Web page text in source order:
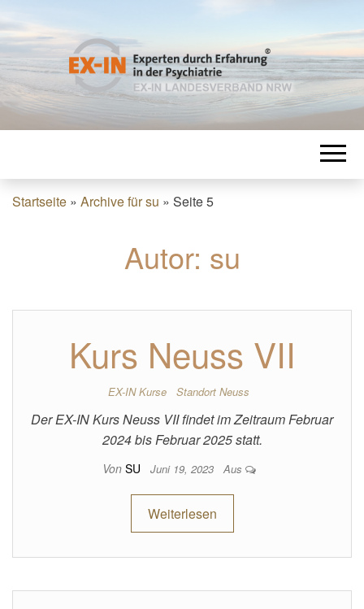
EXPERTEN
DURCH
ERFAHRUNG
IN DER
PSYCHIATRIE
EX-IN Landesverband NRW
Startseite » Archive für su » Seite 5
Autor: su
Kurs Neuss VII
EX-IN Kurse Standort Neuss
Der EX-IN Kurs Neuss VII findet im Zeitraum Februar
2024 bis Februar 2025 statt.
Von SU Juni 19, 2023 Aus
Weiterlesen